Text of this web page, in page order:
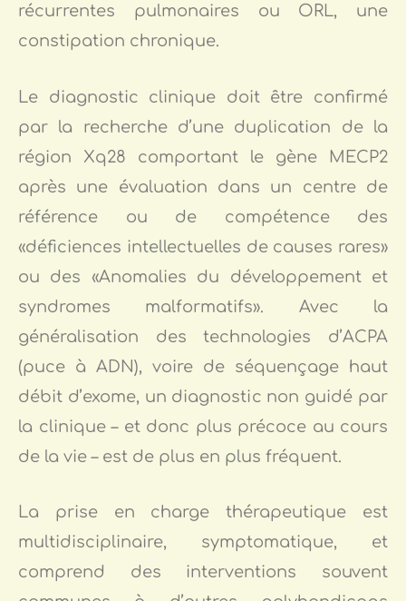
récurrentes pulmonaires ou ORL, une
constipation chronique.
Le diagnostic clinique doit être confirmé
par la recherche d’une duplication de la
région Xq28 comportant le gène MECP2
après une évaluation dans un centre de
référence ou de compétence des
«déficiences intellectuelles de causes rares»
ou des «Anomalies du développement et
syndromes malformatifs». Avec la
généralisation des technologies d’ACPA
(puce à ADN), voire de séquençage haut
débit d’exome, un diagnostic non guidé par
la clinique – et donc plus précoce au cours
de la vie – est de plus en plus fréquent.
La prise en charge thérapeutique est
multidisciplinaire, symptomatique, et
comprend des interventions souvent